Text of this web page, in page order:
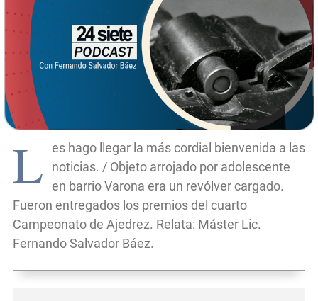
L
es hago llegar la más cordial bienvenida a las
noticias. / Objeto arrojado por adolescente
en barrio Varona era un revólver cargado.
Fueron entregados los premios del cuarto
Campeonato de Ajedrez. Relata: Máster Lic.
Fernando Salvador Báez.